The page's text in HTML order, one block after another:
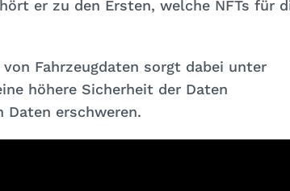
er zu den Ersten, welche NFTs für
Fahrzeugdaten sorgt dabei unter
höhere Sicherheit der Daten
erschweren.